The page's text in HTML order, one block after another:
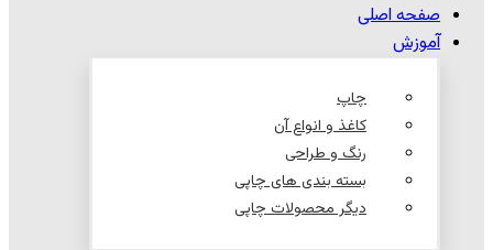
صفحه اصلی
آموزش
چاپ
کاغذ و انواع آن
رنگ و طراحی
بسته بندی های چاپی
دیگر محصولات چاپی